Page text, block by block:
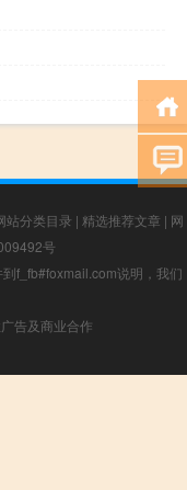
站分类目录 | 精选推荐文章 | 网
号
f_fb#foxmail.com说明，我们
告及商业合作